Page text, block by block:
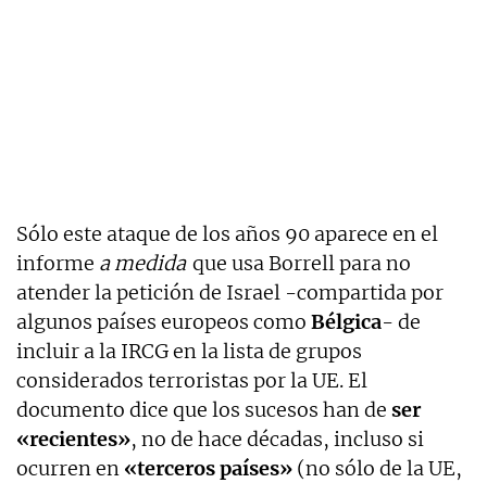
Sólo este ataque de los años 90 aparece en el
informe a medida que usa Borrell para no
atender la petición de Israel -compartida por
algunos países europeos como Bélgica- de
incluir a la IRCG en la lista de grupos
considerados terroristas por la UE. El
documento dice que los sucesos han de ser
«recientes», no de hace décadas, incluso si
ocurren en «terceros países» (no sólo de la UE,